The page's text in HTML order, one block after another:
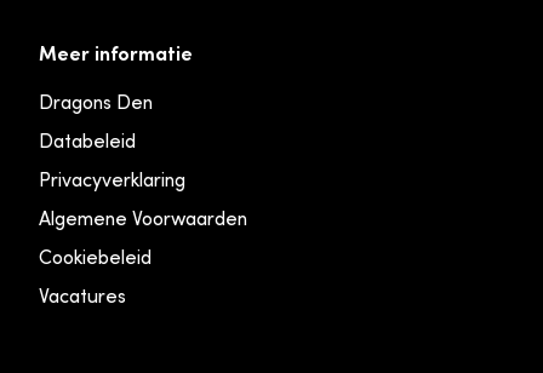
Meer informatie
Dragons Den
Databeleid
Privacyverklaring
Algemene Voorwaarden
Cookiebeleid
Vacatures